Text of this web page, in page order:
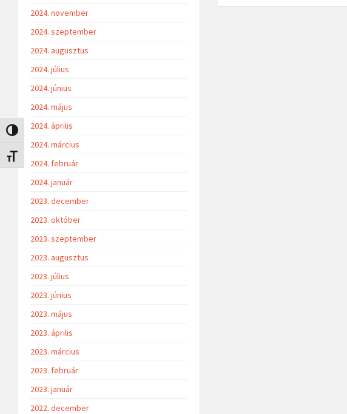
Nagy kontraszt váltása
Betűméret váltása
2024. november
2024. szeptember
2024. augusztus
2024. július
2024. június
2024. május
2024. április
2024. március
2024. február
2024. január
2023. december
2023. október
2023. szeptember
2023. augusztus
2023. július
2023. június
2023. május
2023. április
2023. március
2023. február
2023. január
2022. december